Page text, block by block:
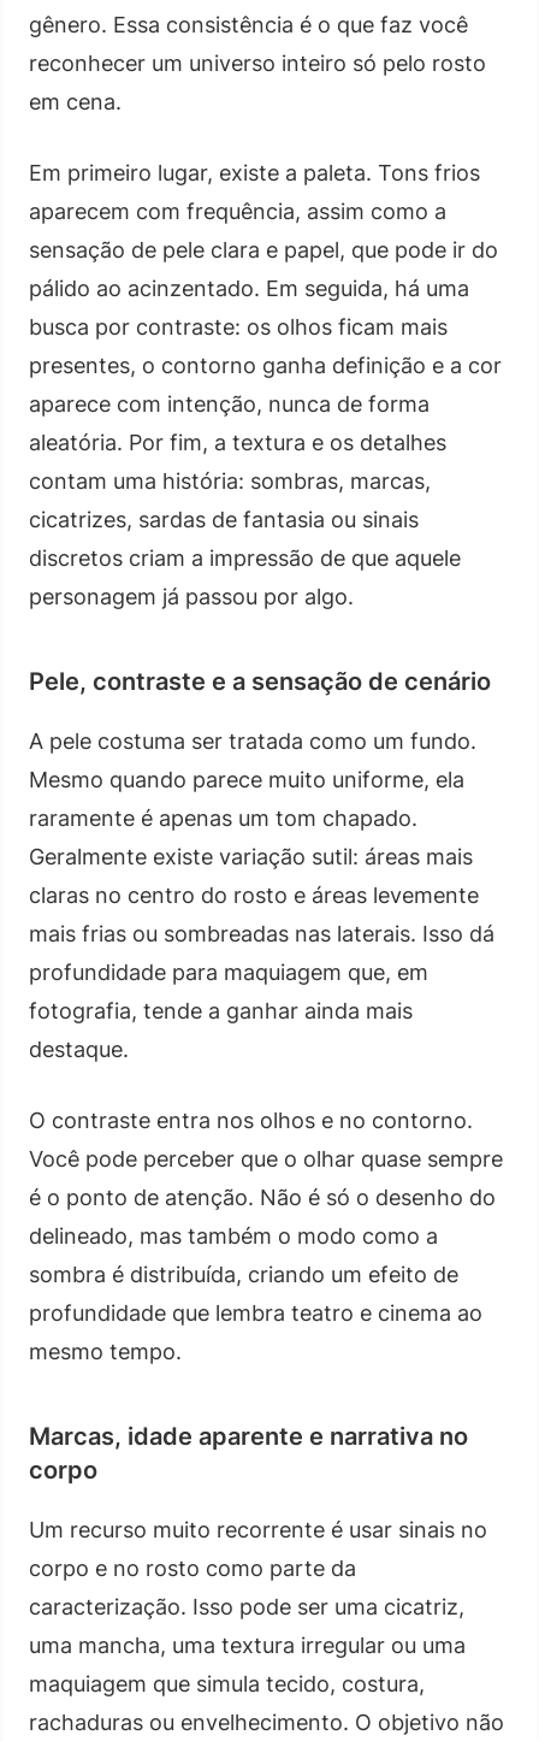
gênero. Essa consistência é o que faz você
reconhecer um universo inteiro só pelo rosto
em cena.
Em primeiro lugar, existe a paleta. Tons frios
aparecem com frequência, assim como a
sensação de pele clara e papel, que pode ir do
pálido ao acinzentado. Em seguida, há uma
busca por contraste: os olhos ficam mais
presentes, o contorno ganha definição e a cor
aparece com intenção, nunca de forma
aleatória. Por fim, a textura e os detalhes
contam uma história: sombras, marcas,
cicatrizes, sardas de fantasia ou sinais
discretos criam a impressão de que aquele
personagem já passou por algo.
Pele, contraste e a sensação de cenário
A pele costuma ser tratada como um fundo.
Mesmo quando parece muito uniforme, ela
raramente é apenas um tom chapado.
Geralmente existe variação sutil: áreas mais
claras no centro do rosto e áreas levemente
mais frias ou sombreadas nas laterais. Isso dá
profundidade para maquiagem que, em
fotografia, tende a ganhar ainda mais
destaque.
O contraste entra nos olhos e no contorno.
Você pode perceber que o olhar quase sempre
é o ponto de atenção. Não é só o desenho do
delineado, mas também o modo como a
sombra é distribuída, criando um efeito de
profundidade que lembra teatro e cinema ao
mesmo tempo.
Marcas, idade aparente e narrativa no
corpo
Um recurso muito recorrente é usar sinais no
corpo e no rosto como parte da
caracterização. Isso pode ser uma cicatriz,
uma mancha, uma textura irregular ou uma
maquiagem que simula tecido, costura,
rachaduras ou envelhecimento. O objetivo não